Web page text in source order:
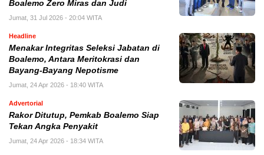
Boalemo Zero Miras dan Judi
Jumat, 31 Jul 2026 - 20:04 WITA
Headline
Menakar Integritas Seleksi Jabatan di
Boalemo, Antara Meritokrasi dan
Bayang-Bayang Nepotisme
Jumat, 24 Apr 2026 - 18:40 WITA
Advertorial
Rakor Ditutup, Pemkab Boalemo Siap
Tekan Angka Penyakit
Jumat, 24 Apr 2026 - 18:34 WITA